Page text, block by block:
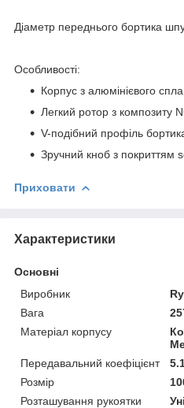
Діаметр переднього бортика
Особливості:
Корпус з алюмінієвого
Легкий ротор з композиту
V-подібний профіль
Зручний кноб з покриттям
Приховати
Характеристики
Основні
Виробник
Вага
Матеріал корпусу
Передавальний коефіцієнт
Розмір
Розташування рукоятки